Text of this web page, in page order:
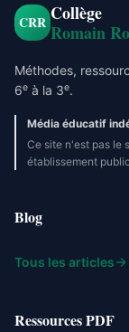
CRR Collège
Romain
Méthodes,
6e à la 3e.
Média éducatif
Ce site n'est pas le
établissement
Blog
Tous les articles
Ressources PDF